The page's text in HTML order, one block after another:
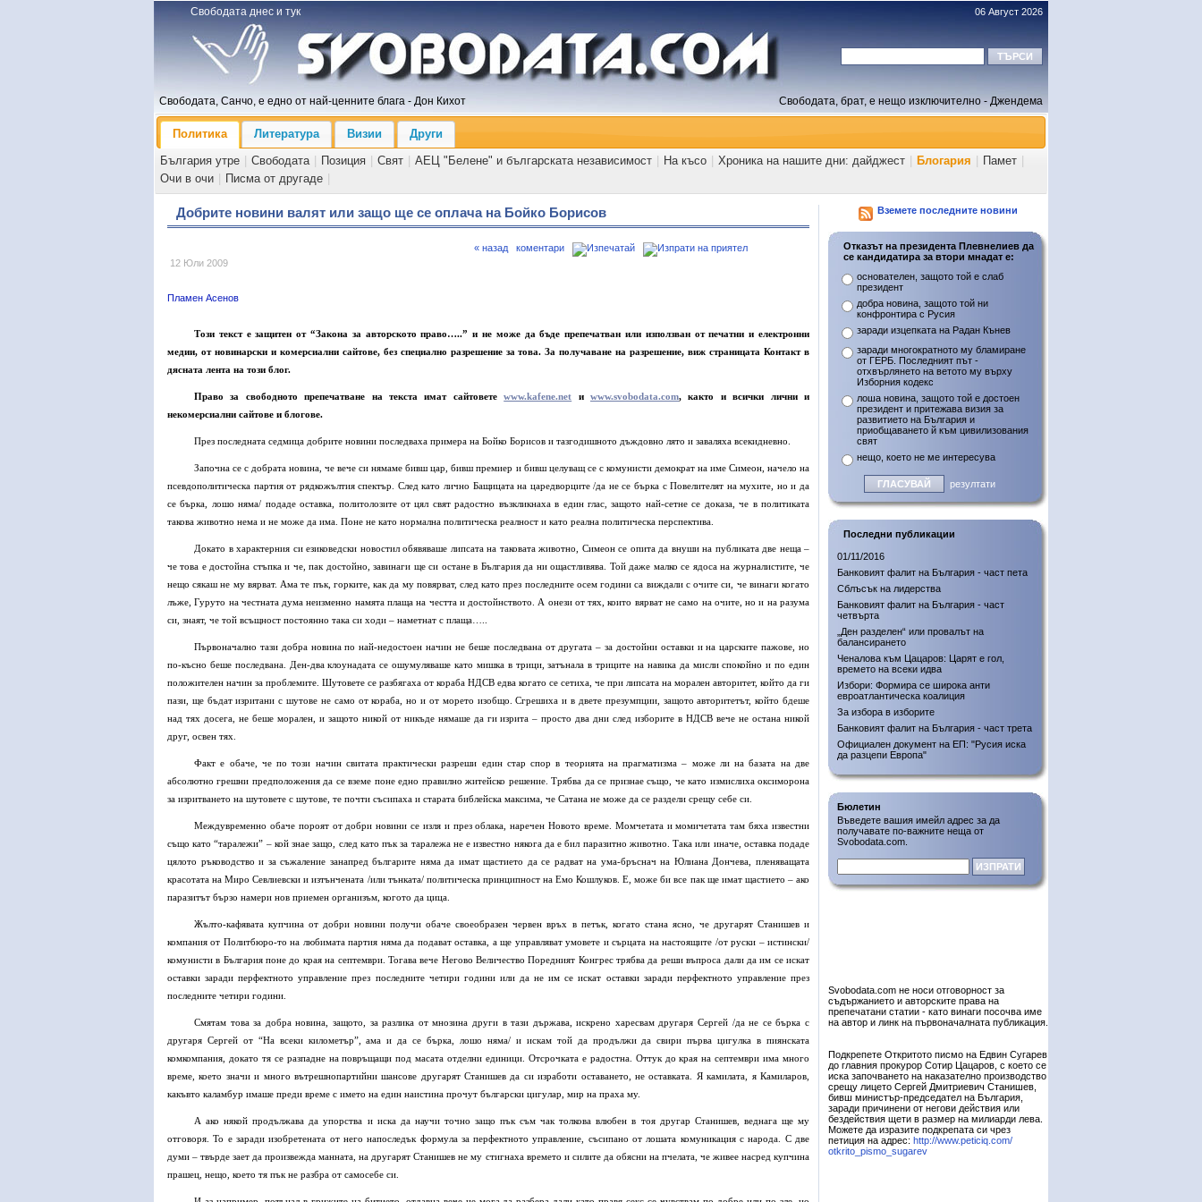
Свободата днес и тук 06 Август 2026
Свободата, Санчо, е едно от най-ценните блага - Дон Кихот Свободата, брат, е нещо изключително - Джендема
Политика Литература Визии
Други
България утре
Свободата Позиция Свят АЕЦ "Белене" и българската независимост На късо Хроника на нашите дни: дайджест Блогария Памет
Очи в очи
Писма от другаде
Добрите новини валят или защо ще се оплача на Бойко Борисов
12 Юли 2009
« назад коментари
Пламен Асенов
Този текст е защитен от “Закона за авторското право…..” и не може да бъде препечатван или използван от печатни и електронни
медии, от новинарски и комерсиални сайтове, без специално разрешение за това. За получаване на разрешение, виж страницата Контакт в
дясната лента на този блог.
Право за свободното препечатване на текста имат сайтоветеwww.kafene.net иwww.svobodata.com, както и всички лични и
некомерсиални сайтове и блогове.
През последната седмица добрите новини последваха примера на Бойко Борисов и тазгодишното дъждовно лято и заваляха всекидневно.
Започна се с добрата новина, че вече си нямаме бивш цар, бивш премиер и бивш целуващ се с комунисти демократ на име Симеон, начело на
псевдополитическа партия от рядкожълтия спектър. След като лично Бащицата на царедворците /да не се бърка с Повелителят на мухите, но и да
се бърка, лошо няма/ подаде оставка, политолозите от цял свят радостно възкликнаха в един глас, защото най-сетне се доказа, че в политиката
такова животно нема и не може да има. Поне не като нормална политическа реалност и като реална политическа перспектива.
Докато в характерния си езиковедски новостил обявяваше липсата на таковата животно, Симеон се опита да внуши на публиката две неща –
че това е достойна стъпка и че, пак достойно, завинаги ще си остане в България да ни ощастливява. Той даже малко се ядоса на журналистите, че
нещо сякаш не му вярват. Ама те пък, горките, как да му повярват, след като през последните осем години са виждали с очите си, че винаги когато
лъже, Гуруто на честната дума неизменно намята плаща на честта и достойнството. А онези от тях, които вярват не само на очите, но и на разума
си, знаят, че той всъщност постоянно така си ходи – наметнат с плаща…..
Първоначално тази добра новина по най-недостоен начин не беше последвана от другата – за достойни оставки и на царските пажове, но
по-късно беше последвана. Ден-два клоунадата се ошумуляваше като мишка в трици, затънала в триците на навика да мисли спокойно и по един
положителен начин за проблемите. Шутовете се разбягаха от кораба НДСВ едва когато се сетиха, че при липсата на морален авторитет, който да ги
пази, ще бъдат изритани с шутове не само от кораба, но и от морето изобщо. Сгрешиха и в двете презумпции, защото авторитетът, който бдеше
над тях досега, не беше морален, и защото никой от никъде нямаше да ги изрита – просто два дни след изборите в НДСВ вече не остана никой
друг, освен тях.
Факт е обаче, че по този начин свитата практически разреши един стар спор в теорията на прагматизма – може ли на базата на две
абсолютно грешни предположения да се вземе поне едно правилно житейско решение. Трябва да се признае също, че като измислиха оксиморона
за изритването на шутовете с шутове, те почти съсипаха и старата библейска максима, че Сатана не може да се раздели срещу себе си.
Междувременно обаче пороят от добри новини се изля и през облака, наречен Новото време. Момчетата и момичетата там бяха известни
също като “таралежи” – кой знае защо, след като пък за таралежа не е известно някога да е бил паразитно животно. Така или иначе, оставка подаде
цялото ръководство и за съжаление занапред българите няма да имат щастието да се радват на ума-бръснач на Юлиана Дончева, пленяващата
красотата на Миро Севлиевски и изтънчената /или тънката/ политическа принципност на Емо Кошлуков. Е, може би все пак ще имат щастието – ако
паразитът бързо намери нов приемен организъм, когото да цица.
Жълто-кафявата купчина от добри новини получи обаче своеобразен червен връх в петък, когато стана ясно, че другарят Станишев и
компания от Политбюро-то на любимата партия няма да подават оставка, а ще управляват умовете и сърцата на настоящите /от руски – истински/
комунисти в България поне до края на септември. Тогава вече Негово Величество Поредният Конгрес трябва да реши въпроса дали да им се искат
оставки заради перфектното управление през последните четири години или да не им се искат оставки заради перфектното управление през
последните четири години.
Смятам това за добра новина, защото, за разлика от мнозина други в тази държава, искрено харесвам другаря Сергей /да не се бърка с
другаря Сергей от “На всеки километър”, ама и да се бърка, лошо няма/ и искам той да продължи да свири първа цигулка в пиянската
комкомпания, докато тя се разпадне на повръщащи под масата отделни единици. Отсрочката е радостна. Оттук до края на септември има много
време, което значи и много вътрешнопартийни шансове другарят Станишев да си изработи оставането, не оставката. Я камилата, я Камиларов,
какъвто каламбур имаше преди време с името на един наистина прочут български цигулар, мир на праха му.
А ако някой продължава да упорства и иска да научи точно защо пък съм чак толкова влюбен в тоя другар Станишев, веднага ще му
отговоря. То е заради изобретената от него напоследък формула за перфектното управление, съсипано от лошата комуникация с народа. С две
думи – твърде зает да произвежда манната, на другарят Станишев не му стигнаха времето и силите да обясни на пчелата, че живее насред купчина
прашец, нещо, което тя пък не разбра от самосебе си.
Вземете последните новини
Отказът на президента Плевнелиев да
се кандидатира за втори мнадат е:
основателен, защото той е слаб
президент
добра новина, защото той ни
конфронтира с Русия
заради изцепката на Радан Кънев
заради многократното му бламиране
от ГЕРБ. Последният път -
отхвърлянето на ветото му върху
Изборния кодекс
лоша новина, защото той е достоен
президент и притежава визия за
развитието на България и
приобщаването й към цивилизования
свят
нещо, което не ме интересува
резултати
Последни публикации
01/11/2016
Банковият фалит на България - част пета
Сблъсък на лидерства
Банковият фалит на България - част
четвърта
„Ден разделен“ или провалът на
балансирането
Ченалова към Цацаров: Царят е гол,
времето на всеки идва
Избори: Формира се широка анти
евроатлантическа коалиция
За избора в изборите
Банковият фалит на България - част трета
Официален документ на ЕП: "Русия иска
да разцепи Европа"
Бюлетин
Въведете вашия имейл адрес за да
получавате по-важните неща от
Svobodata.com.
Svobodata.com не носи отговорност за
съдържанието и авторските права на
препечатани статии - като винаги посочва име
на автор и линк на първоначалната публикация.
Подкрепете Откритото писмо на Едвин Сугарев
до главния прокурор Сотир Цацаров, с което се
иска започването на наказателно производство
срещу лицето Сергей Дмитриевич Станишев,
бивш министър-председател на България,
заради причинени от негови действия или
бездействия щети в размер на милиарди лева.
Можете да изразите подкрепата си чрез
петиция на адрес: http://www.peticiq.com/
otkrito_pismo_sugarev